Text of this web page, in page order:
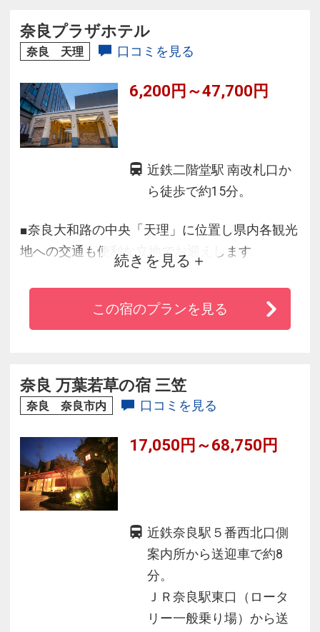
・原生林に囲まれた移ろう四季の眺めと自然の
「音」を満喫
奈良プラザホテル
奈良 天理 口コミを見る
6,200円～47,700円
近鉄二階堂駅 南改札口か
ら徒歩で約15分。
■奈良大和路の中央「天理」に位置し県内各観光
地への交通も便利な立地でお迎えします
■家族３世代でも愉しめる大型温浴施設「奈良健
康ランド」を併設。宿泊ゲストは２日間無料
（一部有料）
楽しめます～
続きを見る
この宿のプランを見る
奈良 万葉若草の宿 三笠
奈良 奈良市内 口コミを見る
17,050円～68,750円
近鉄奈良駅５番西北口側
案内所から送迎車で約8
分。
ＪＲ奈良駅東口（ロータ
リー一般乗り場）から送